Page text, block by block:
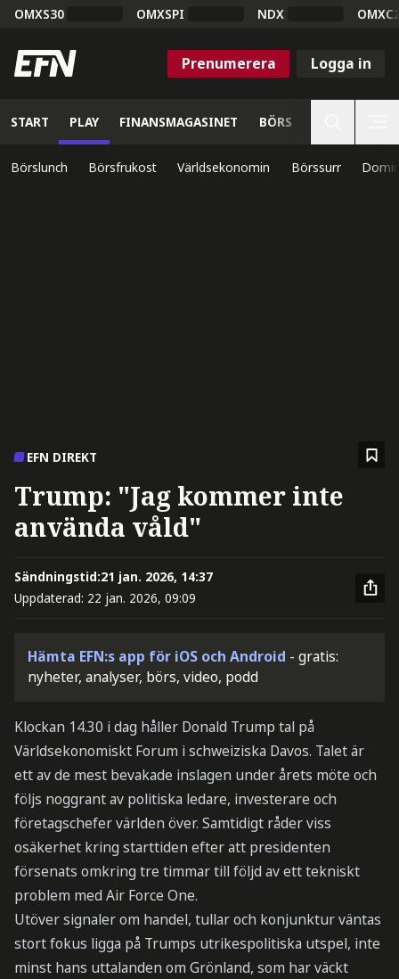
OMXS30 OMXSPI NDX
Prenumerera Logga in
START PLAY FINANSMAGASINET BÖRS
Börslunch Börsfrukost Världsekonomin Börssurr
EFN DIREKT
Trump: "Jag kommer inte
använda våld"
Sändningstid:21 jan. 2026, 14:37
Uppdaterad: 22 jan. 2026, 09:09
Hämta EFN:s app för iOS och Android - gratis:
nyheter, analyser, börs, video, podd
Klockan 14.30 i dag håller Donald Trump tal på
Världsekonomiskt Forum i schweiziska Davos. Talet är
ett av de mest bevakade inslagen under årets möte och
följs noggrant av politiska ledare, investerare och
företagschefer världen över. Samtidigt råder viss
osäkerhet kring starttiden efter att presidenten
försenats omkring tre timmar till följd av ett tekniskt
problem med Air Force One.
Utöver signaler om handel, tullar och konjunktur väntas
stort fokus ligga på Trumps utrikespolitiska utspel, inte
minst hans uttalanden om Grönland, som har väckt